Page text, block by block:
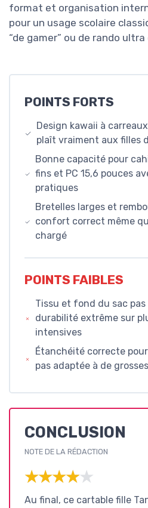
format et organisation
pour un usage scolaire
“de gamer” ou de rando
POINTS FORTS
Design kawaii à
plaît vraiment aux filles
Bonne capacité pour
fins et PC 15,6 pouces
pratiques
Bretelles larges et
confort correct même
chargé
POINTS FAIBLES
Tissu et fond du sac pas
durabilité extrême sur
intensives
Étanchéité correcte
pas adaptée à de
CONCLUSION
NOTE DE LA RÉDACTION
★★★★★
★★★★★
Au final, ce cartable fille